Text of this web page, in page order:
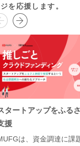
を応援します。
タートアップをふる
援
は、資金調達に課